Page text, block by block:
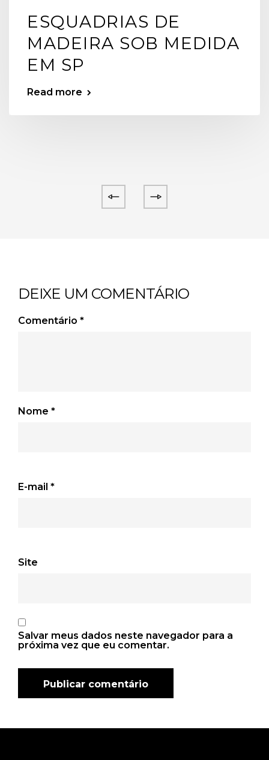
ESQUADRIAS DE
MADEIRA SOB MEDIDA
EM SP
Read more
DEIXE UM COMENTÁRIO
Comentário *
Nome *
E-mail *
Site
Salvar meus dados neste navegador para a
próxima vez que eu comentar.